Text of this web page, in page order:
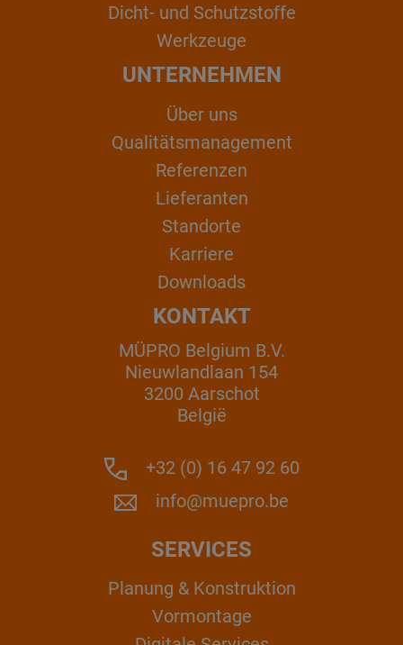
Dicht- und Schutzstoffe
Werkzeuge
UNTERNEHMEN
Über uns
Qualitätsmanagement
Referenzen
Lieferanten
Standorte
Karriere
Downloads
KONTAKT
MÜPRO Belgium B.V.
Nieuwlandlaan 154
3200 Aarschot
België
+32 (0) 16 47 92 60
info@muepro.be
SERVICES
Planung & Konstruktion
Vormontage